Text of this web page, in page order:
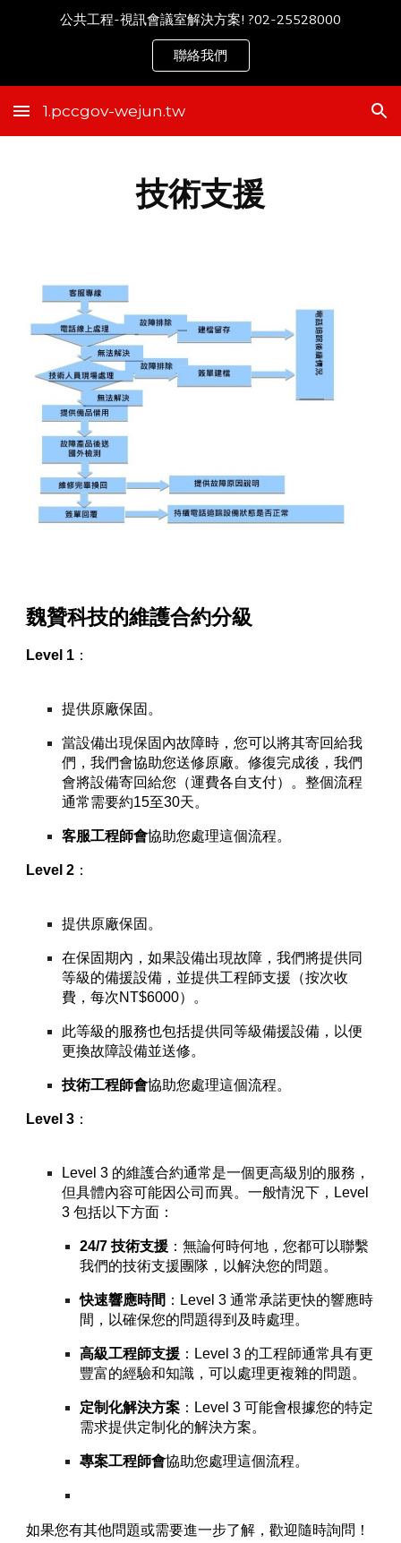
公共工程-視訊會議室解決方案! ?02-25528000
聯絡我們
1.pccgov-wejun.tw
技術支援
魏贊科技的維護合約分級
Level 1 ：
提供原廠保固。
當設備出現保固內故障時，您可以將其寄回給我
們，我們會協助您送修原廠。修復完成後，我們
會將設備寄回給您（運費各自支付）。整個流程
通常需要約15至30天。
客服工程師會協助您處理這個流程。
Level 2 ：
提供原廠保固。
在保固期內，如果設備出現故障，我們將提供同
等級的備援設備，並提供工程師支援（按次收
費，每次NT$6000）。
此等級的服務也包括提供同等級備援設備，以便
更換故障設備並送修。
技術工程師會協助您處理這個流程。
Level 3 ：
Level 3 的維護合約通常是一個更高級別的服務，
但具體內容可能因公司而異。一般情況下，Level
3 包括以下方面：
24/7 技術支援 ：無論何時何地，您都可以聯繫
我們的技術支援團隊，以解決您的問題。
快速響應時間 ：Level 3 通常承諾更快的響應時
間，以確保您的問題得到及時處理。
高級工程師支援 ：Level 3 的工程師通常具有更
豐富的經驗和知識，可以處理更複雜的問題。
定制化解決方案 ：Level 3 可能會根據您的特定
需求提供定制化的解決方案。
專案工程師會協助您處理這個流程。
如果您有其他問題或需要進一步了解，歡迎隨時詢問！